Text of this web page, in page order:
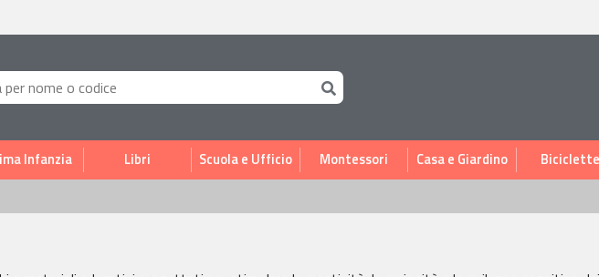
Infanzia Libri Scuola e Ufficio Montessori Casa e Giardino Biciclette